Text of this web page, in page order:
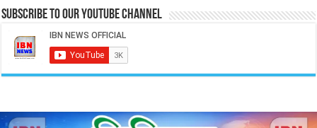
Subscribe to our Youtube Channel